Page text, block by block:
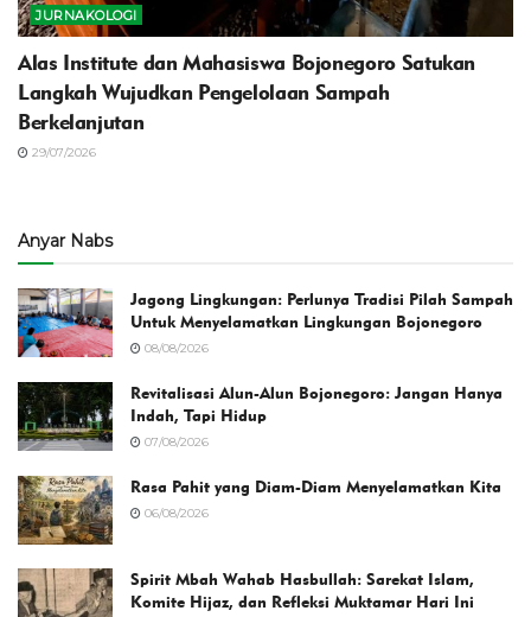
JURNAKOLOGI
Alas Institute dan Mahasiswa Bojonegoro Satukan
Langkah Wujudkan Pengelolaan Sampah
Berkelanjutan
29/07/2026
Anyar Nabs
Jagong Lingkungan: Perlunya Tradisi Pilah Sampah
Untuk Menyelamatkan Lingkungan Bojonegoro
08/08/2026
Revitalisasi Alun-Alun Bojonegoro: Jangan Hanya
Indah, Tapi Hidup
07/08/2026
Rasa Pahit yang Diam-Diam Menyelamatkan Kita
06/08/2026
Spirit Mbah Wahab Hasbullah: Sarekat Islam,
Komite Hijaz, dan Refleksi Muktamar Hari Ini